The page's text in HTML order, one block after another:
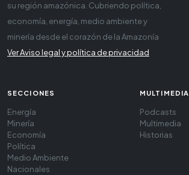
su región amazónica. Cubriendo política,
economía, energía, medio ambiente y
minería desde el corazón de la Amazonía
Ver Aviso legal y política de privacidad
SECCIONES
Energía
Minería
Economía
Política
Medio Ambiente
Nacionales
MULTIMEDIA
Podcasts
Multimedia
Historias